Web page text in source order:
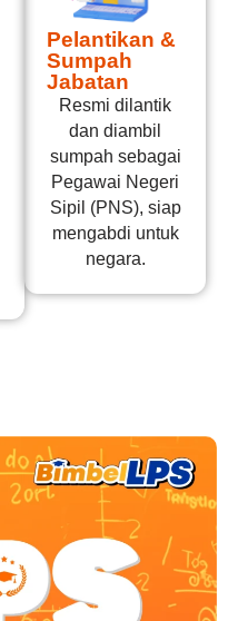
Pelantikan &
Sumpah
Jabatan
Resmi dilantik
dan diambil
sumpah sebagai
Pegawai Negeri
Sipil (PNS), siap
mengabdi untuk
negara.